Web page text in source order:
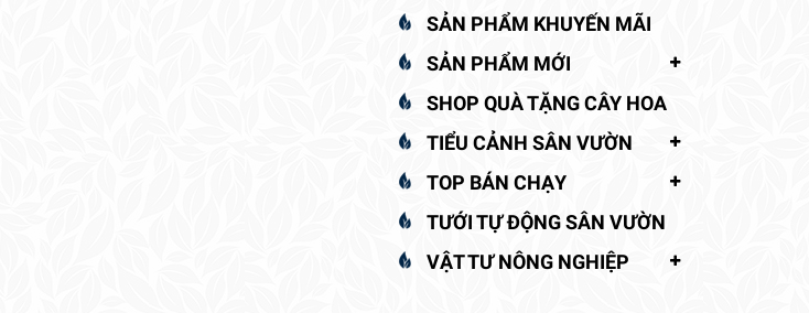
SẢN PHẨM KHUYẾN MÃI
SẢN PHẨM MỚI
SHOP QUÀ TẶNG CÂY HOA
TIỂU CẢNH SÂN VƯỜN
TOP BÁN CHẠY
TƯỚI TỰ ĐỘNG SÂN VƯỜN
VẬT TƯ NÔNG NGHIỆP